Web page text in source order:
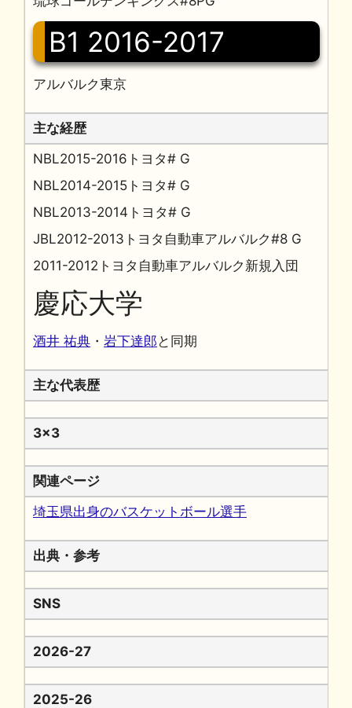
B1 2016-2017
アルバルク東京
主な経歴
NBL2015-2016トヨタ# G
NBL2014-2015トヨタ# G
NBL2013-2014トヨタ# G
JBL2012-2013トヨタ自動車アルバルク#8 G
2011-2012トヨタ自動車アルバルク新規入団
慶応大学
酒井 祐典 ・ 岩下達郎 と同期
主な代表歴
3x3
関連ページ
埼玉県出身のバスケットボール選手
出典・参考
SNS
2026-27
2025-26